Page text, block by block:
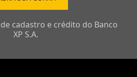
cadastro e crédito do Banco
XP S.A.